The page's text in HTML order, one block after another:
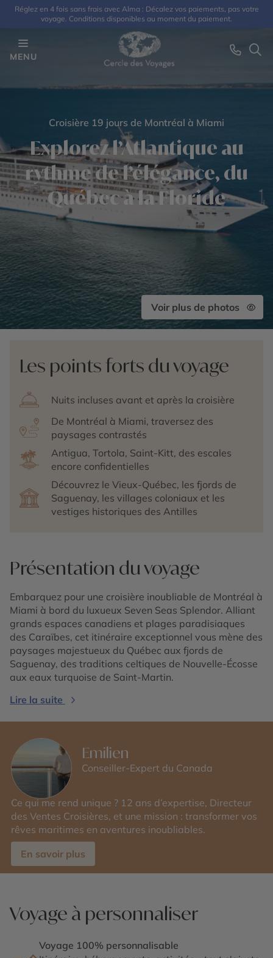
Réglez en 4 fois sans frais avec Alma : Décalez vos paiements, pas votre
voyage. Conditions disponibles au moment du paiement.
MENU
Croisière 19 jours de Montréal à Miami
Explorez l’Atlantique au
rythme de l’élégance, du
Québec à la Floride
Voir plus de photos
Les points forts du voyage
Nuits incluses avant et après la croisière
De Montréal à Miami, traversez des
paysages contrastés
Antigua, Tortola, Saint-Kitt, des escales
encore confidentielles
Découvrez le Vieux-Québec, les fjords de
Saguenay, les villages coloniaux et les
vestiges historiques des Antilles
Présentation du voyage
Embarquez pour une croisière inoubliable de Montréal à
Miami à bord du luxueux Seven Seas Splendor. Alliant
grands espaces canadiens et plages paradisiaques
des Caraïbes, cet itinéraire exceptionnel vous mène des
paysages majestueux du Québec aux fjords de
Saguenay, des traditions celtiques de Nouvelle-Écosse
aux eaux turquoise de Saint-Martin.
Lire la suite
Emilien
Conseiller-Expert du Canada
Ce qui me rend unique ? 12 ans d’expertise, Directeur
des Ventes Croisières, et une mission : transformer vos
rêves maritimes en aventures inoubliables.
En savoir plus
Voyage à personnaliser
Voyage 100% personnalisable